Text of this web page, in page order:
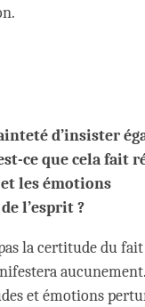
d’insister
ce que cela fait
les émotions
l’esprit ?
la certitude du
et émotions